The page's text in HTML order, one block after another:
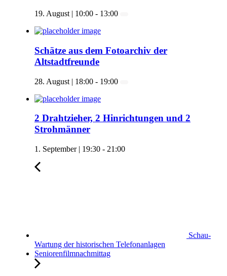
19. August | 10:00 - 13:00
Schätze aus dem Fotoarchiv der
Altstadtfreunde
28. August | 18:00 - 19:00
2 Drahtzieher, 2 Hinrichtungen und 2
Strohmänner
1. September | 19:30 - 21:00
Schau-
Wartung der historischen Telefonanlagen
Seniorenfilmnachmittag